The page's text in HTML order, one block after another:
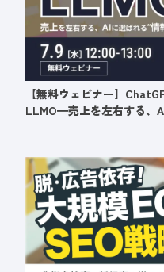
【無料ウェビナー】
LLMO━売上を左右する、